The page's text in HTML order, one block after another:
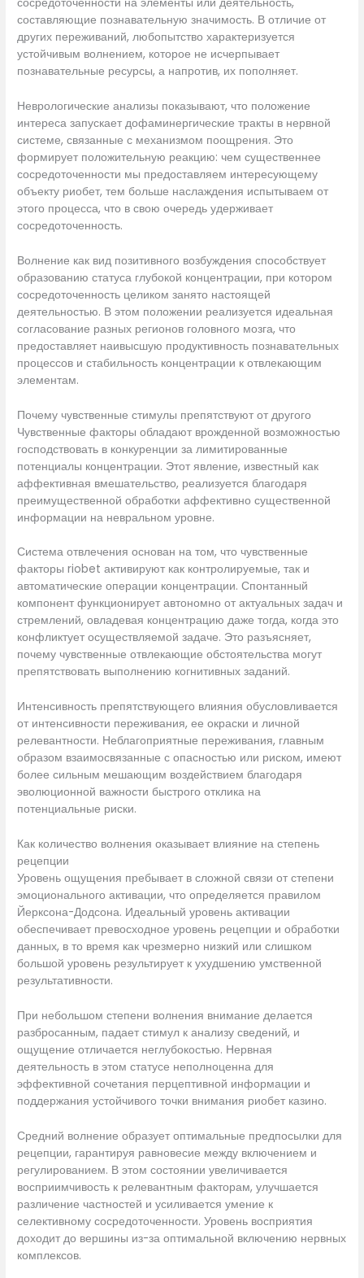
составляющие познавательную значимость. В отличие от
других переживаний, любопытство характеризуется
устойчивым волнением, которое не исчерпывает
познавательные ресурсы, а напротив, их пополняет.
Неврологические анализы показывают, что положение
интереса запускает дофаминергические тракты в нервной
системе, связанные с механизмом поощрения. Это
формирует положительную реакцию: чем существеннее
сосредоточенности мы предоставляем интересующему
объекту риобет, тем больше наслаждения испытываем от
этого процесса, что в свою очередь удерживает
сосредоточенность.
Волнение как вид позитивного возбуждения способствует
образованию статуса глубокой концентрации, при котором
сосредоточенность целиком занято настоящей
деятельностью. В этом положении реализуется идеальная
согласование разных регионов головного мозга, что
предоставляет наивысшую продуктивность познавательных
процессов и стабильность концентрации к отвлекающим
элементам.
Почему чувственные стимулы препятствуют от другого
Чувственные факторы обладают врожденной возможностью
господствовать в конкуренции за лимитированные
потенциалы концентрации. Этот явление, известный как
аффективная вмешательство, реализуется благодаря
преимущественной обработки аффективно существенной
информации на невральном уровне.
Система отвлечения основан на том, что чувственные
факторы riobet активируют как контролируемые, так и
автоматические операции концентрации. Спонтанный
компонент функционирует автономно от актуальных задач и
стремлений, овладевая концентрацию даже тогда, когда это
конфликтует осуществляемой задаче. Это разъясняет,
почему чувственные отвлекающие обстоятельства могут
препятствовать выполнению когнитивных заданий.
Интенсивность препятствующего влияния обусловливается
от интенсивности переживания, ее окраски и личной
релевантности. Неблагоприятные переживания, главным
образом взаимосвязанные с опасностью или риском, имеют
более сильным мешающим воздействием благодаря
эволюционной важности быстрого отклика на
потенциальные риски.
Как количество волнения оказывает влияние на степень
рецепции
Уровень ощущения пребывает в сложной связи от степени
эмоционального активации, что определяется правилом
Йерксона-Додсона. Идеальный уровень активации
обеспечивает превосходное уровень рецепции и обработки
данных, в то время как чрезмерно низкий или слишком
большой уровень результирует к ухудшению умственной
результативности.
При небольшом степени волнения внимание делается
разбросанным, падает стимул к анализу сведений, и
ощущение отличается неглубокостью. Нервная
деятельность в этом статусе неполноценна для
эффективной сочетания перцептивной информации и
поддержания устойчивого точки внимания риобет казино.
Средний волнение образует оптимальные предпосылки для
рецепции, гарантируя равновесие между включением и
регулированием. В этом состоянии увеличивается
восприимчивость к релевантным факторам, улучшается
различение частностей и усиливается умение к
селективному сосредоточенности. Уровень восприятия
доходит до вершины из-за оптимальной включению нервных
комплексов.